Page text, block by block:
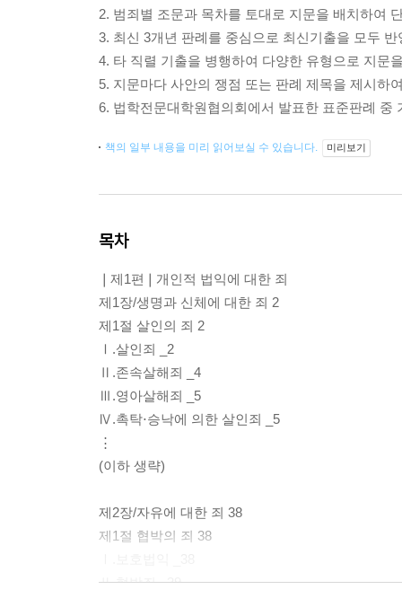
2. 범죄별 조문과 목차를 토대로 지문을 배치하여
3. 최신 3개년 판례를 중심으로 최신기출을 모두
4. 타 직렬 기출을 병행하여 다양한 유형으로 지문
5. 지문마다 사안의 쟁점 또는 판례 제목을 제시하
6. 법학전문대학원협의회에서 발표한 표준판례 중
책의 일부 내용을 미리 읽어보실 수 있습니다. 미리보기
목차
❘제1편❘개인적 법익에 대한 죄
제1장/생명과 신체에 대한 죄 2
제1절 살인의 죄 2
Ⅰ.살인죄 _2
Ⅱ.존속살해죄 _4
Ⅲ.영아살해죄 _5
Ⅳ.촉탁⋅승낙에 의한 살인죄 _5
⋮
(이하 생략)
제2장/자유에 대한 죄 38
제1절 협박의 죄 38
Ⅱ.협박죄 _39